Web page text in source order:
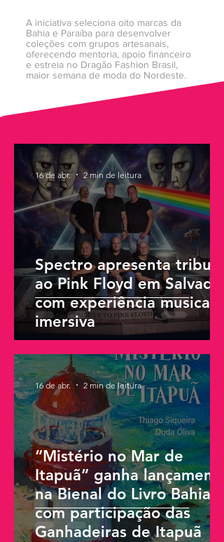
A iniciativa seleciona oito marcas da
Bahia e Paraíba para desenvolver
coleções com grupos artesanais,
oferecendo mentoria, apoio financeiro
e estreia no Dragão Fashion Brasil,
maior semana de moda do Nordeste.
Spectro apresenta tributo
ao Pink Floyd em Salvador
com experiência musical
imersiva
16 de abr. 2 min de leitura
“Mistério no Mar de
Itapuã” ganha lançamento
na Bienal do Livro Bahia
com participação das
Ganhadeiras de Itapuã
16 de abr. 2 min de leitura